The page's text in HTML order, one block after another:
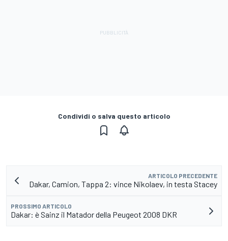
Condividi o salva questo articolo
ARTICOLO PRECEDENTE
Dakar, Camion, Tappa 2: vince Nikolaev, in testa Stacey
PROSSIMO ARTICOLO
Dakar: è Sainz il Matador della Peugeot 2008 DKR